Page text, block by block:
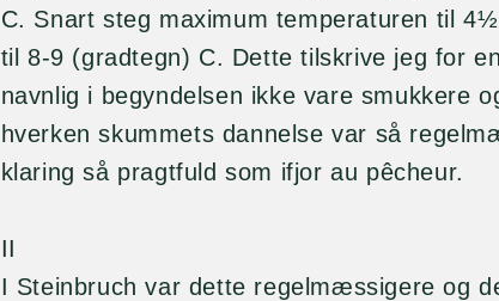
C. Snart steg maximum temperaturen til
til 8-9 (gradtegn) C. Dette tilskrive jeg for
navnlig i begyndelsen ikke vare smukkere
hverken skummets dannelse var så
klaring så pragtfuld som ifjor au pêcheur.
II
I Steinbruch var dette regelmæssigere og